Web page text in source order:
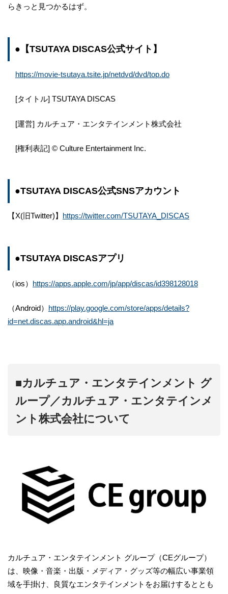
らきっと見つかるはず。
●【TSUTAYA DISCAS公式サイト】
https://movie-tsutaya.tsite.jp/netdvd/dvd/top.do
[タイトル] TSUTAYA DISCAS
[運営] カルチュア・エンタテインメント株式会社
[権利表記] © Culture Entertainment Inc.
●TSUTAYA DISCAS公式SNSアカウント
【X(旧Twitter)】 https://twitter.com/TSUTAYA_DISCAS
●TSUTAYA DISCASアプリ
（ios） https://apps.apple.com/jp/app/discas/id398128018
（Android） https://play.google.com/store/apps/details?
id=net.discas.app.android&hl=ja
■カルチュア・エンタテインメント グ
ループ／カルチュア・エンタテインメ
ント株式会社について
カルチュア・エンタテインメント グループ（CEグループ）
は、映像・音楽・出版・メディア・グッズ等の幅広い事業領
域を手掛け、良質なエンタテインメントをお届けするととも